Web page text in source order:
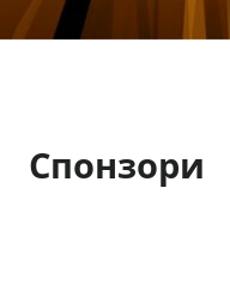
Спонзори